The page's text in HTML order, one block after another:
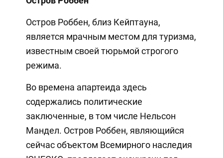
Остров Роббен, близ Кейптауна,
является мрачным местом для туризма,
известным своей тюрьмой строгого
режима.
Во времена апартеида здесь
содержались политические
заключенные, в том числе Нельсон
Мандел. Остров Роббен, являющийся
сейчас объектом Всемирного наследия